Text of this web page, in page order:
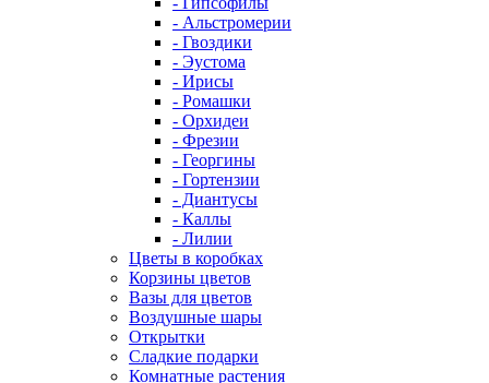
- Альстромерии
- Гвоздики
- Эустома
- Ирисы
- Ромашки
- Орхидеи
- Фрезии
- Георгины
- Гортензии
- Диантусы
- Каллы
- Лилии
Цветы в коробках
Корзины цветов
Вазы для цветов
Воздушные шары
Открытки
Сладкие подарки
Комнатные растения